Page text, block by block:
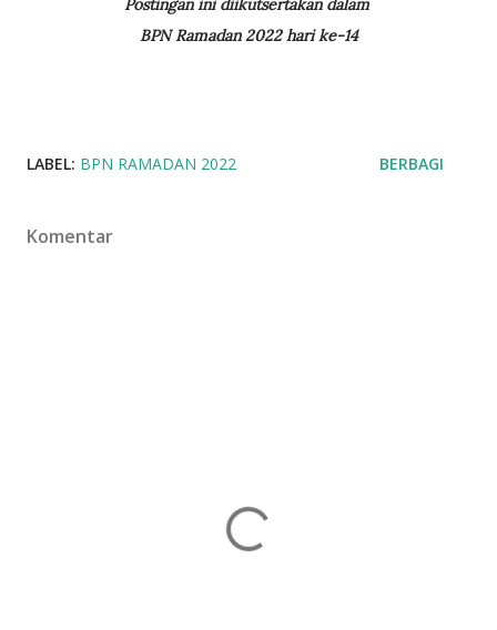
Postingan ini diikutsertakan dalam
BPN Ramadan 2022 hari ke-14
LABEL: BPN RAMADAN 2022 BERBAGI
Komentar